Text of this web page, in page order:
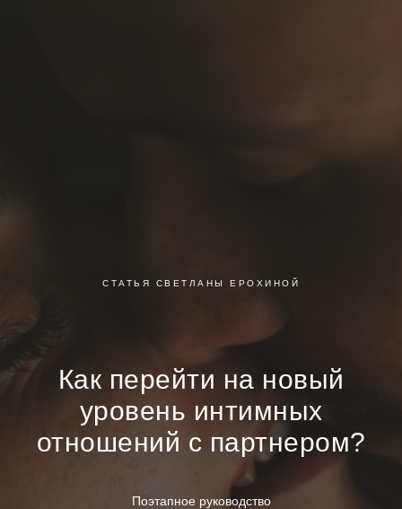
СТАТЬЯ СВЕТЛАНЫ ЕРОХИНОЙ
Как перейти на новый
уровень интимных
отношений с партнером?
Поэтапное руководство